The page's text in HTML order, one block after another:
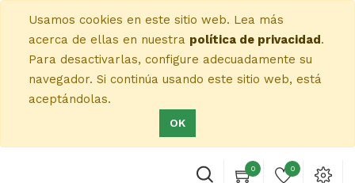
Usamos cookies en este sitio web. Lea más
acerca de ellas en nuestra política de privacidad.
Para desactivarlas, configure adecuadamente su
navegador. Si continúa usando este sitio web, está
aceptándolas.
OK
0 0